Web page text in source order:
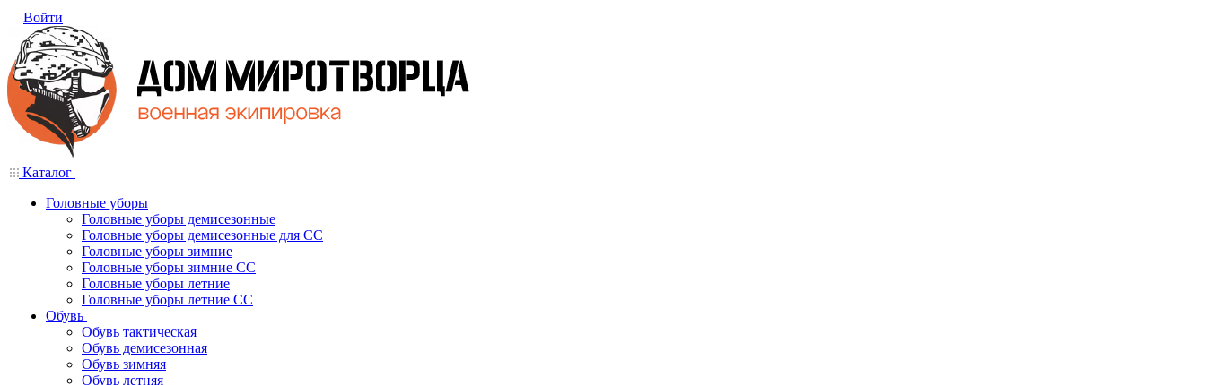
Войти
Каталог
Головные уборы
Головные уборы демисезонные
Головные уборы демисезонные для СС
Головные уборы зимние
Головные уборы зимние СС
Головные уборы летние
Головные уборы летние СС
Обувь
Обувь тактическая
Обувь демисезонная
Обувь зимняя
Обувь летняя